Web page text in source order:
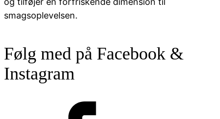
smagsoplevelsen.
Følg med på Facebook &
Instagram